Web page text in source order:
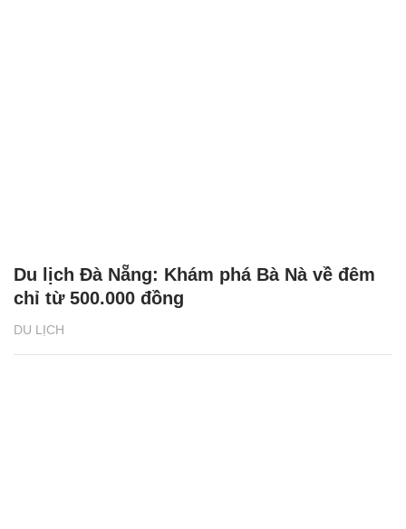
DU LỊCH
Du lịch Đà Nẵng: Khám phá Bà Nà về đêm
chỉ từ 500.000 đồng